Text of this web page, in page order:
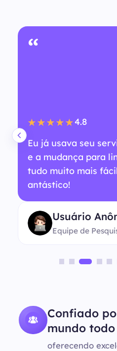
“
★★★★★4.8
Eu já usava seu
e a mudança para
tudo muito mais
antástico!
Usuário
Equipe de
Confiado
mundo todo
oferecendo